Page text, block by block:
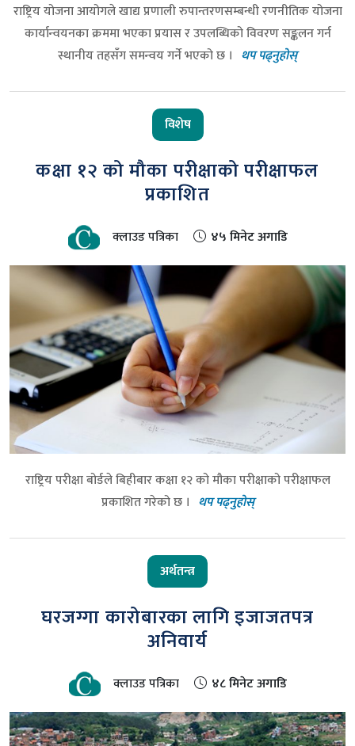
राष्ट्रिय योजना आयोगले खाद्य प्रणाली रुपान्तरणसम्बन्धी रणनीतिक योजना
कार्यान्वयनका क्रममा भएका प्रयास र उपलब्धिको विवरण सङ्कलन गर्न
स्थानीय तहसँग समन्वय गर्ने भएको छ । थप पढ्नुहोस्
विशेष
कक्षा १२ को मौका परीक्षाको परीक्षाफल
प्रकाशित
क्लाउड पत्रिका ४५ मिनेट अगाडि
राष्ट्रिय परीक्षा बोर्डले बिहीबार कक्षा १२ को मौका परीक्षाको परीक्षाफल
प्रकाशित गरेको छ । थप पढ्नुहोस्
अर्थतन्त्र
घरजग्गा कारोबारका लागि इजाजतपत्र
अनिवार्य
क्लाउड पत्रिका ४८ मिनेट अगाडि